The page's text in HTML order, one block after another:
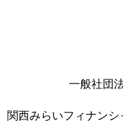
一般社団
関西みらいフィナン